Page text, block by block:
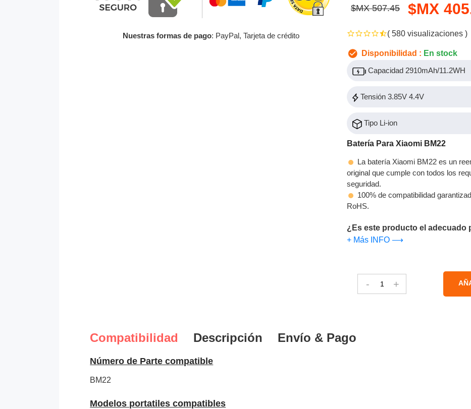
Nuestras formas de pago: PayPal, Tarjeta de crédito
$MX 507.45 $MX
( 580 visualizaciones )
Disponibilidad : En stock
Capacidad 2910mAh/11.2WH
Tensión 3.85V 4.4V
Tipo Li-ion
Batería Para Xiaomi BM22
La batería Xiaomi BM22 es un
original que cumple con todos los
seguridad.
100% de compatibilidad
RoHS.
¿Es este producto el adecuado
+ Más INFO ⟶
- +
Compatibilidad Descripción Envío & Pago
Número de Parte compatible
BM22
Modelos portatiles compatibles